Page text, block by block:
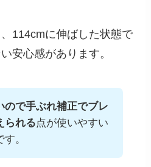
114cmに伸ばした状態で
安心感があります。
ので手ぶれ補正でブレ
られる点が使いやすい
。